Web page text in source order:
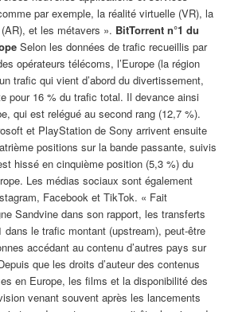
par exemple, la réalité virtuelle (VR), la
et les métavers ». BitTorrent n°1 du
Selon les données de trafic recueillis par
opérateurs télécoms, l’Europe (la région
trafic qui vient d’abord du divertissement,
pour 16 % du trafic total. Il devance ainsi
qui est relégué au second rang (12,7 %).
et PlayStation de Sony arrivent ensuite
positions sur la bande passante, suivis
hissé en cinquième position (5,3 %) du
Les médias sociaux sont également
Facebook et TikTok. « Fait
Sandvine dans son rapport, les transferts
dans le trafic montant (upstream), peut-être
accédant au contenu d’autres pays sur
que les droits d’auteur des contenus
en Europe, les films et la disponibilité des
venant souvent après les lancements